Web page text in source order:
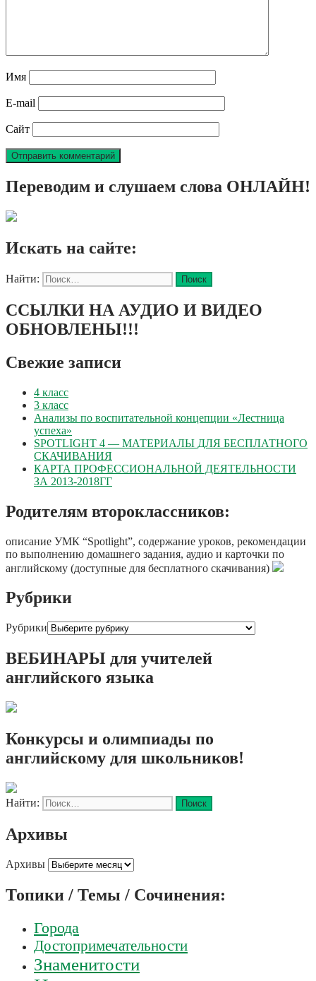
Имя
E-mail
Сайт
Переводим и слушаем слова ОНЛАЙН!
Искать на сайте:
Найти:
ССЫЛКИ НА АУДИО И ВИДЕО
ОБНОВЛЕНЫ!!!
Свежие записи
4 класс
3 класс
Анализы по воспитательной концепции «Лестница
успеха»
SPOTLIGHT 4 — МАТЕРИАЛЫ ДЛЯ БЕСПЛАТНОГО
СКАЧИВАНИЯ
КАРТА ПРОФЕССИОНАЛЬНОЙ ДЕЯТЕЛЬНОСТИ
ЗА 2013-2018ГГ
Родителям второклассников:
описание УМК “Spotlight”, содержание уроков, рекомендации
по выполнению домашнего задания, аудио и карточки по
английскому (доступные для бесплатного скачивания)
Рубрики
Рубрики
ВЕБИНАРЫ для учителей
английского языка
Конкурсы и олимпиады по
английскому для школьников!
Найти:
Архивы
Архивы
Топики / Темы / Сочинения:
Города
Достопримечательности
Знаменитости